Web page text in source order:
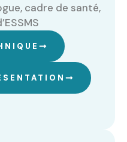
cadre de santé,